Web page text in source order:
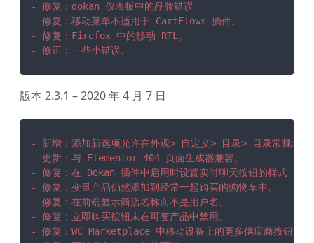
- 修复：dokan 仪表板中的品牌错误
- 修复：移动菜单不适用于 CartFlows 插件。
- 修复：Firefox 中的移动 RTL。
- 修正：一些小错误。
版本 2.3.1 – 2020 年 4 月 7 日
- 新增：添加新选项允许在外观> 自定义> 目录> 目录常规> 分
- 更新：与 Elementor 404 页面生成器兼容。
- 修复：在 Dokan 插件中启用时设置实时聊天按钮的样式
- 修复：变量产品仍然添加到经常一起购买的购物车中。
- 修复：在前端显示商店名称而不是用户名。
- 修复：立即购买按钮未在可变产品中禁用。
- 修复：WC Marketplace 中移动设备上的更多供应商按钮滚动